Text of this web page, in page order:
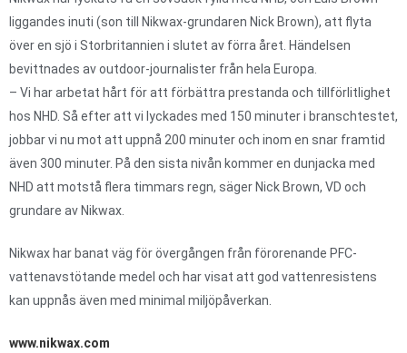
liggandes inuti (son till Nikwax-grundaren Nick Brown), att flyta
över en sjö i Storbritannien i slutet av förra året. Händelsen
bevittnades av outdoor-journalister från hela Europa.
– Vi har arbetat hårt för att förbättra prestanda och tillförlitlighet
hos NHD. Så efter att vi lyckades med 150 minuter i branschtestet,
jobbar vi nu mot att uppnå 200 minuter och inom en snar framtid
även 300 minuter. På den sista nivån kommer en dunjacka med
NHD att motstå flera timmars regn, säger Nick Brown, VD och
grundare av Nikwax.
Nikwax har banat väg för övergången från förorenande PFC-
vattenavstötande medel och har visat att god vattenresistens
kan uppnås även med minimal miljöpåverkan.
www.nikwax.com